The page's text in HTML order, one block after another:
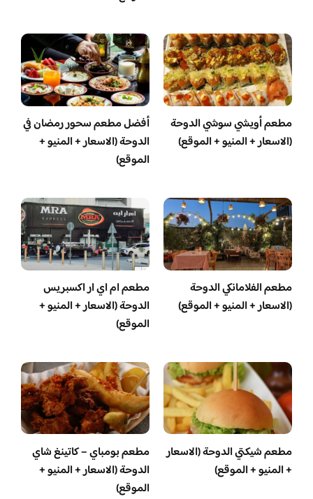
مطعم أويشي سوشي الدوحة
(الاسعار + المنيو + الموقع)
أفضل مطعم سحور رمضان في
الدوحة (الاسعار + المنيو +
الموقع)
مطعم الفلامانكي الدوحة
(الاسعار + المنيو + الموقع)
مطعم ام اي ار اكسبريس
الدوحة (الاسعار + المنيو +
الموقع)
مطعم شيكتي الدوحة (الاسعار
+ المنيو + الموقع)
مطعم بومباي – كاتينغ شاي
الدوحة (الاسعار + المنيو +
الموقع)